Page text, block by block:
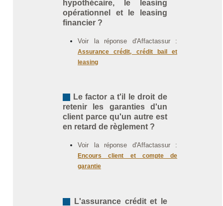
hypothécaire, le leasing
opérationnel et le leasing
financier ?
Voir la réponse d'Affactassur :
Assurance crédit, crédit bail et
leasing
Le factor a t'il le droit de
retenir les garanties d'un
client parce qu'un autre est
en retard de règlement ?
Voir la réponse d'Affactassur :
Encours client et compte de
garantie
L'assurance crédit et le